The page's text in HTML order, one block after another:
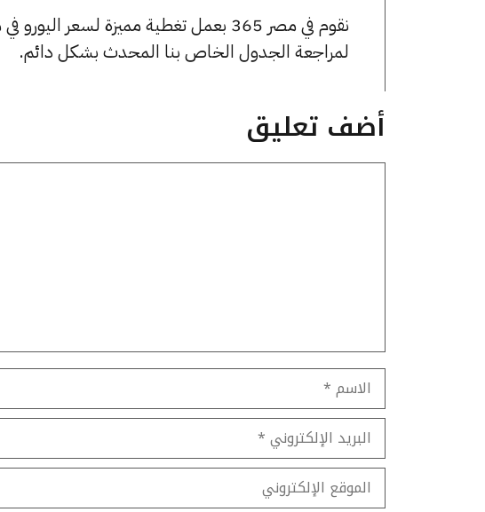
نقوم في مصر 365 بعمل تغطية مميزة لسعر اليورو في مصر، يمكنك الاطلاع على صفحة
لمراجعة الجدول الخاص بنا المحدث بشكل دائم.
أضف تعليق
الاسم
البريد
الإلكتروني
الموقع
الإلكتروني